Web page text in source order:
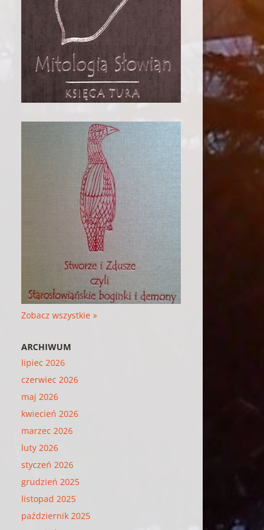
Zobacz wszystkie »
ARCHIWUM
lipiec 2026
czerwiec 2026
maj 2026
kwiecień 2026
marzec 2026
luty 2026
styczeń 2026
grudzień 2025
listopad 2025
październik 2025